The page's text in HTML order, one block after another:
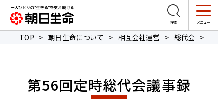
TOP > 朝日生命について > 相互会社運営 > 総代会 >
第56回定時総代会議事録